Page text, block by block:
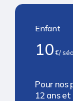
Enfant
10 €/
Pour nos
12 ans et